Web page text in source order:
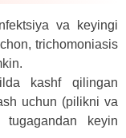
va keyingi
trichomoniasis
kashf qilingan
uchun (pilikni va
tugagandan keyin